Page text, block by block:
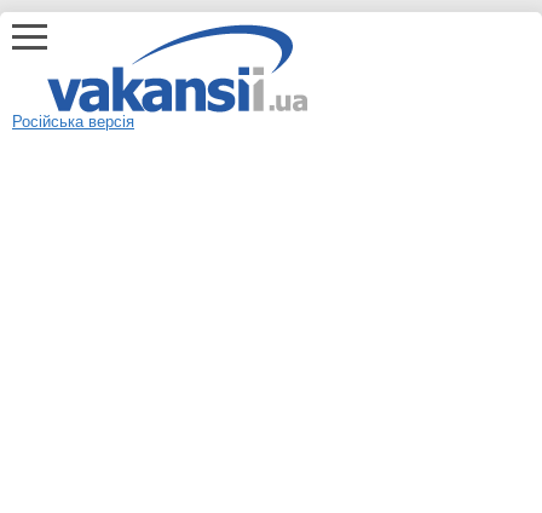
Російська версія